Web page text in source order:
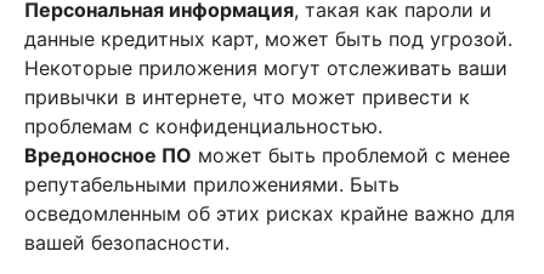
Персональная информация, такая как пароли и
данные кредитных карт, может быть под угрозой.
Некоторые приложения могут отслеживать ваши
привычки в интернете, что может привести к
проблемам с конфиденциальностью.
Вредоносное ПО может быть проблемой с менее
репутабельными приложениями. Быть
осведомленным об этих рисках крайне важно для
вашей безопасности.